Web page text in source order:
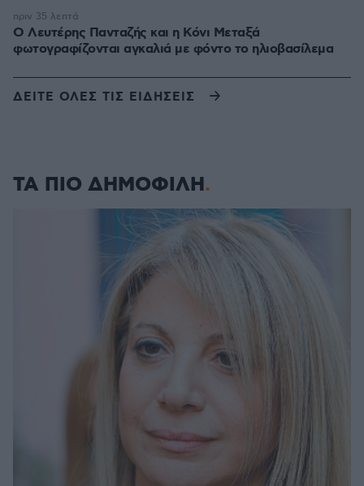
Ο Λευτέρης Πανταζής και η Κόνι Μεταξά
φωτογραφίζονται αγκαλιά με φόντο το ηλιοβασίλεμα
πριν 35 λεπτά
ΔΕΙΤΕ ΟΛΕΣ ΤΙΣ ΕΙΔΗΣΕΙΣ
ΤΑ ΠΙΟ ΔΗΜΟΦΙΛΗ